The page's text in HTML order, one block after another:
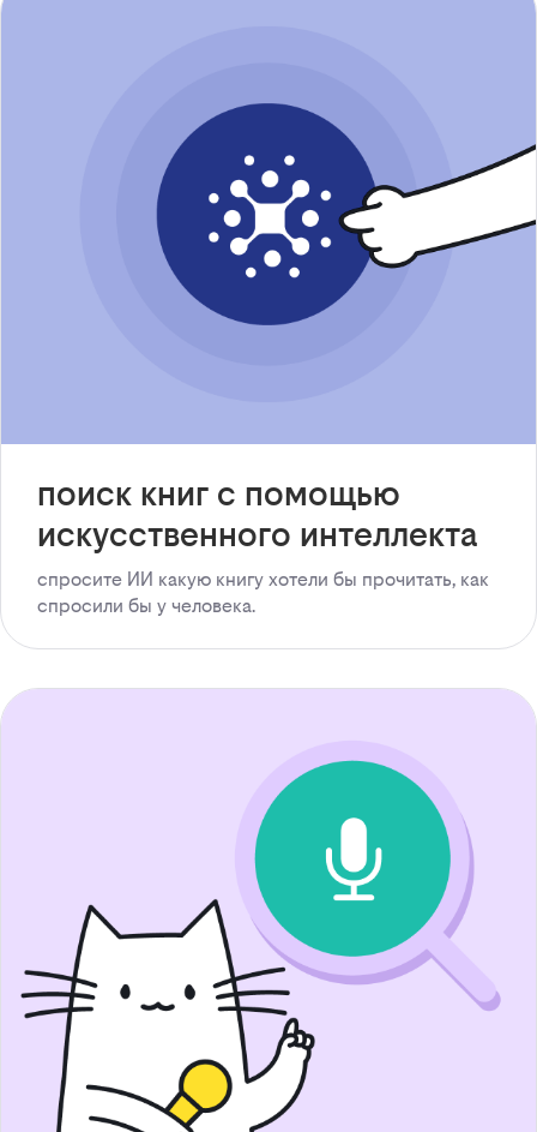
поиск книг с помощью
искусственного интеллекта
спросите ИИ какую книгу хотели бы прочитать, как
спросили бы у человека.